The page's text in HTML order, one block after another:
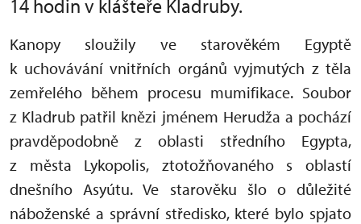
14 hodin v klášteře Kladruby.
Kanopy sloužily ve starověkém Egyptě
k uchovávání vnitřních orgánů vyjmutých z těla
zemřelého během procesu mumifikace. Soubor
z Kladrub patřil knězi jménem Herudža a pochází
pravděpodobně z oblasti středního Egypta,
z města Lykopolis, ztotožňovaného s oblastí
dnešního Asyútu. Ve starověku šlo o důležité
náboženské a správní středisko, které bylo spjato